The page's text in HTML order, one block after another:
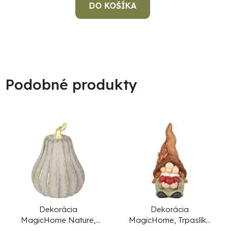
DO KOŠÍKA
Podobné produkty
Dekorácia
MagicHome Nature,
Dekorácia
MagicHome, Trpaslík -